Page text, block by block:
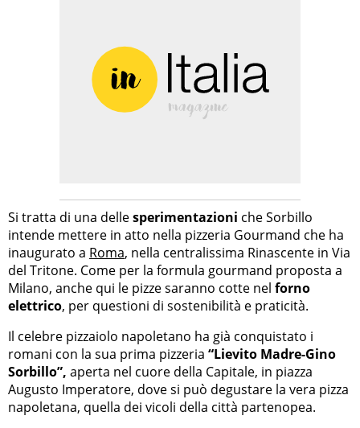
Si tratta di una dellesperimentazioni che Sorbillo
intende mettere in atto nella pizzeria Gourmand che ha
inaugurato a Roma, nella centralissima Rinascente in Via
del Tritone. Come per la formula gourmand proposta a
Milano, anche qui le pizze saranno cotte nel forno
elettrico, per questioni di sostenibilità e praticità.
Il celebre pizzaiolo napoletano ha già conquistato i
romani con la sua prima pizzeria “Lievito Madre-Gino
Sorbillo”, aperta nel cuore della Capitale, in piazza
Augusto Imperatore, dove si può degustare la vera pizza
napoletana, quella dei vicoli della città partenopea.